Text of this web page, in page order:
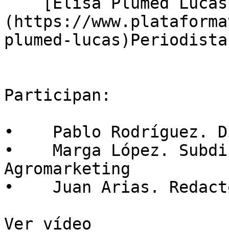
(https://
plumed-
Participan:
•    Pablo
•    Marga López.
Agromarketing
•    Juan Arias.
Ver vídeo